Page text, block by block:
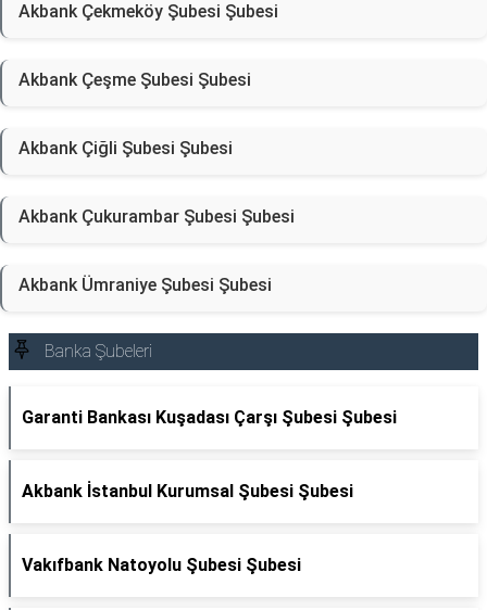
Akbank Çekmeköy Şubesi Şubesi
Akbank Çeşme Şubesi Şubesi
Akbank Çiğli Şubesi Şubesi
Akbank Çukurambar Şubesi Şubesi
Akbank Ümraniye Şubesi Şubesi
Banka Şubeleri
Garanti Bankası Kuşadası Çarşı Şubesi Şubesi
Akbank İstanbul Kurumsal Şubesi Şubesi
Vakıfbank Natoyolu Şubesi Şubesi